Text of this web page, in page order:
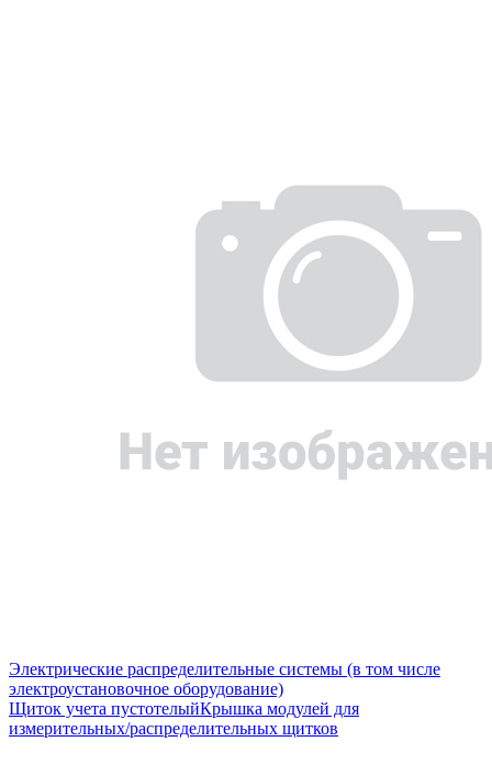
Электрические распределительные системы (в том числе
электроустановочное оборудование)
Щиток учета пустотелыйКрышка модулей для
измерительных/распределительных щитков